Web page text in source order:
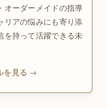
オーダーメイドの指導
リアの悩みにも寄り添
を持って活躍できる未
を見る